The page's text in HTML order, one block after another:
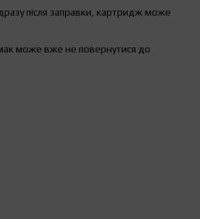
після заправки, картридж може
може вже не повернутися до